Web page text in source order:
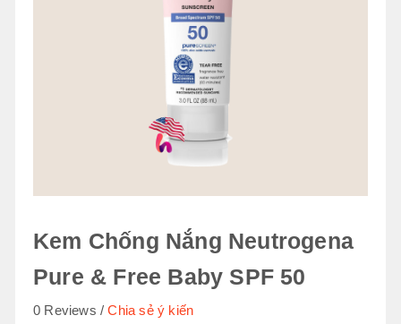
Kem Chống Nắng Neutrogena
Pure & Free Baby SPF 50
0 Reviews Chia sẻ ý kiến